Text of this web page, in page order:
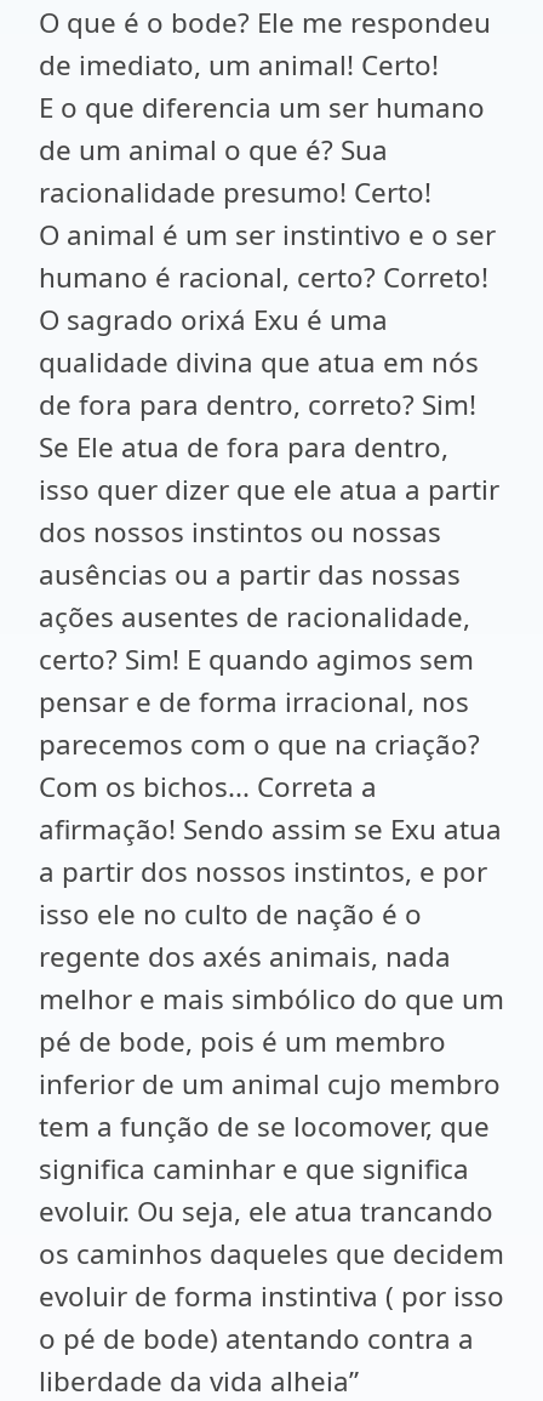
O que é o bode? Ele me respondeu
de imediato, um animal! Certo!
E o que diferencia um ser humano
de um animal o que é? Sua
racionalidade presumo! Certo!
O animal é um ser instintivo e o ser
humano é racional, certo? Correto!
O sagrado orixá Exu é uma
qualidade divina que atua em nós
de fora para dentro, correto? Sim!
Se Ele atua de fora para dentro,
isso quer dizer que ele atua a partir
dos nossos instintos ou nossas
ausências ou a partir das nossas
ações ausentes de racionalidade,
certo? Sim! E quando agimos sem
pensar e de forma irracional, nos
parecemos com o que na criação?
Com os bichos... Correta a
afirmação! Sendo assim se Exu atua
a partir dos nossos instintos, e por
isso ele no culto de nação é o
regente dos axés animais, nada
melhor e mais simbólico do que um
pé de bode, pois é um membro
inferior de um animal cujo membro
tem a função de se locomover, que
significa caminhar e que significa
evoluir. Ou seja, ele atua trancando
os caminhos daqueles que decidem
evoluir de forma instintiva ( por isso
o pé de bode) atentando contra a
liberdade da vida alheia”